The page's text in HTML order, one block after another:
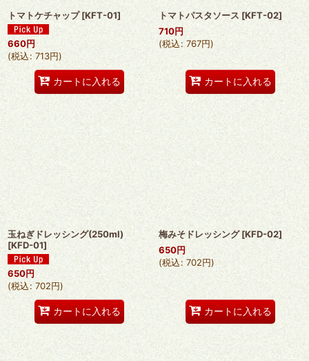
トマトケチャップ [KFT-01]
660円
(税込: 713円)
カートに入れる
トマトパスタソース [KFT-02]
710円
(税込: 767円)
カートに入れる
玉ねぎドレッシング(250ml)
[KFD-01]
650円
(税込: 702円)
カートに入れる
梅みそドレッシング [KFD-02]
650円
(税込: 702円)
カートに入れる